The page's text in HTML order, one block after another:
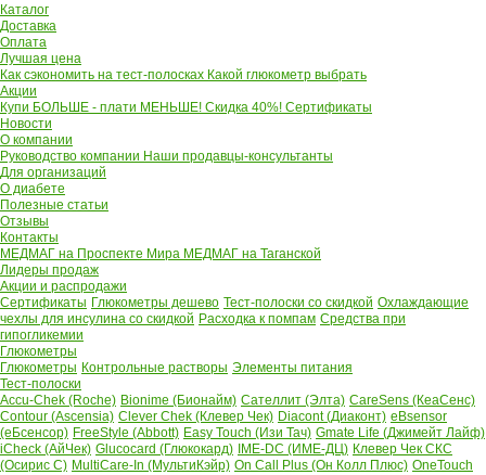
Каталог
Доставка
Оплата
Лучшая цена
Как сэкономить на тест-полосках Какой глюкометр выбрать
Акции
Купи БОЛЬШЕ - плати МЕНЬШЕ! Скидка 40%! Сертификаты
Новости
О компании
Руководство компании Наши продавцы-консультанты
Для организаций
О диабете
Полезные статьи
Отзывы
Контакты
МЕДМАГ на Проспекте Мира МЕДМАГ на Таганской
Лидеры продаж
Акции и распродажи
Сертификаты Глюкометры дешево Тест-полоски со скидкой Охлаждающие
чехлы для инсулина со скидкой Расходка к помпам Средства при
гипогликемии
Глюкометры
Глюкометры Контрольные растворы Элементы питания
Тест-полоски
Accu-Chek (Roche) Bionime (Бионайм) Сателлит (Элта) CareSens (КеаСенс)
Contour (Ascensia) Clever Chek (Клевер Чек) Diacont (Диаконт) eBsensor
(еБсенсор) FreeStyle (Abbott) Easy Touch (Изи Тач) Gmate Life (Джимейт Лайф)
iCheck (АйЧек) Glucocard (Глюкокард) IME-DC (ИМЕ-ДЦ) Клевер Чек СКС
(Осирис С) MultiCare-In (МультиКэйр) On Call Plus (Он Колл Плюс) OneTouch